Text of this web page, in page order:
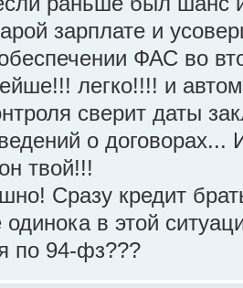
зарплате и
ФАС во
легко!!!! и
сверит даты
о договорах...
твой!!!
Сразу кредит
в этой
по 94-фз???